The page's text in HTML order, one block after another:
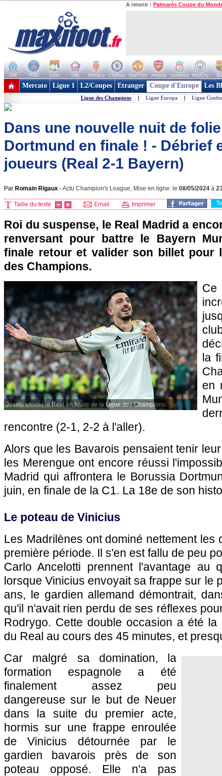
A retenir : Palmarès Coupe du
OM PSG Lyon Lille Monaco Chelsea Man Utd Arsenal Liverpool ManCity
+ de clubs
Mercato Ligue 1 L2/Coupes Etranger Coupe d'Europe Les
Ligue des Champions | Ligue Europa | Ligue
Dans une nouvelle nuit de
Dortmund en finale ! - Débrief
joueurs (Real 2-1 Bayern)
Par Romain Rigaux -Actu Champion's League, Mise en ligne: le 08/05/2024 à
Taille du texte: Email Imprimer
Roi du suspense, le Real Madrid a
renversant pour battre le Bayern
finale retour et valider son billet pour
des Champions.
Joselu envoie le Real en finale de la Ligue des Champions.
la
en
rencontre (2-1, 2-2 à l'aller).
Alors que les Bavarois pensaient tenir
les Merengue ont encore réussi
Madrid qui affrontera le Borussia
juin, en finale de la C1. La 18e de son
Le poteau de Vinicius
Les Madrilènes ont dominé nettement les
première période. Il s'en est fallu de peu
Carlo Ancelotti prennent l'avantage au
lorsque Vinicius envoyait sa frappe sur le
ans, le gardien allemand démontrait,
qu'il n'avait rien perdu de ses réflexes
Rodrygo. Cette double occasion a été la
du Real au cours des 45 minutes, et
Car malgré sa domination, la
formation espagnole a été
finalement assez peu
dangereuse sur le but de Neuer
dans la suite du premier acte,
hormis sur une frappe enroulée
de Vinicius détournée par le
gardien bavarois près de son
poteau opposé. Elle n'a pas